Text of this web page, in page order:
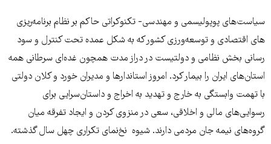
سیاست‌های پوپولیسمی و مهندسی- تکنوکراتی حاکم بر نظام برنامه‌ریزی
های اقتصادی و توسعه‌ورزی کشور كه به شکل عمده تحت کنترل و سود
رسانی بخش نظامی و دولتیست در دراز مدت همچون غده‌ای سرطانی همه
استان‌های ایران را بیمار کرد. امروز استاندارها و مدیران خورد و کلان دولتی
با تهمت وابستگی به خارج و تهدید به اخراج و داستان‌سرایی برای
رسوایی‌های مالی و اخلاقی، سعی در منزوی کردن و ایجاد تفرقه میان
گروه‌های نیمه جان مردمی دارند. شیوه نخ‌نمای تکراری چهل سال گذشته.